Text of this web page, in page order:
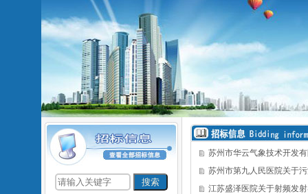
苏州市华云气象技术开发
苏州市第九人民医院关于
江苏盛泽医院关于射频发